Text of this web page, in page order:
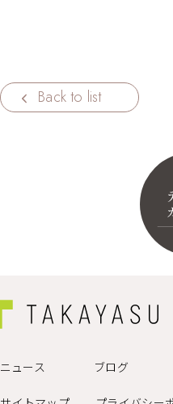
Back to list
ニュース ブログ